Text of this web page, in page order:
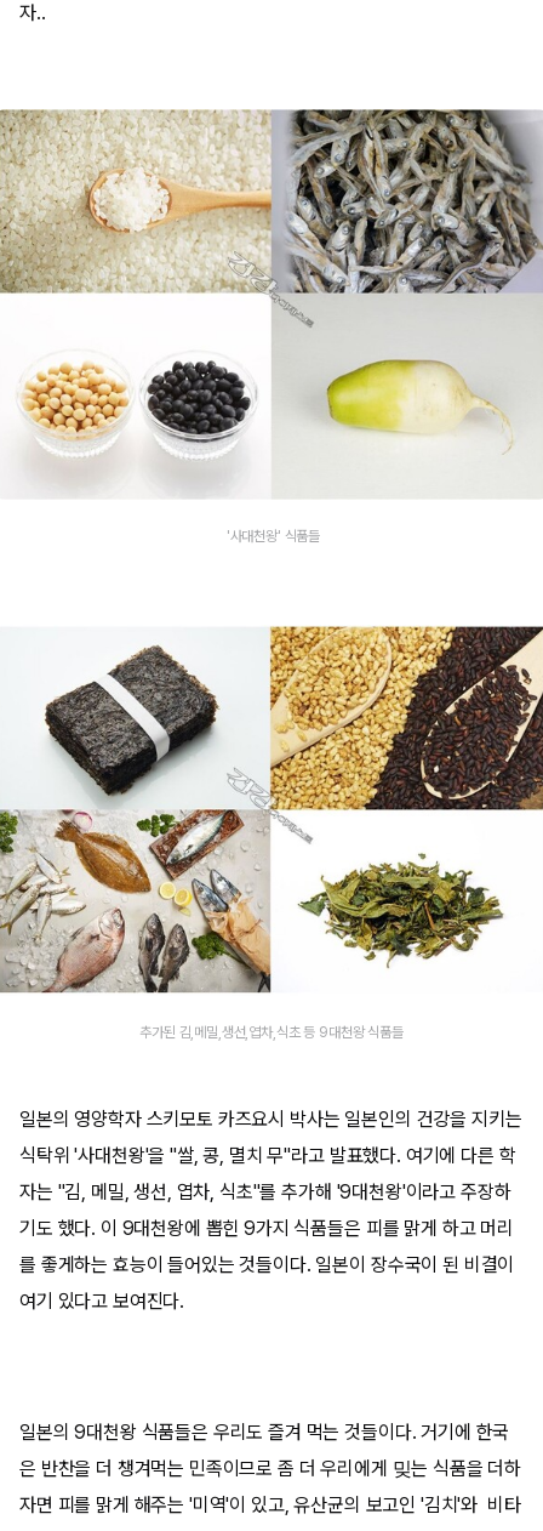
자..
'사대천왕' 식품들
추가된 김,메밀,생선,엽차,식초 등 9대천왕 식품들
일본의 영양학자 스키모토 카즈요시 박사는 일본인의 건강을 지키는
식탁위 '사대천왕'을 "쌀, 콩, 멸치 무"라고 발표했다. 여기에 다른 학
자는 "김, 메밀, 생선, 엽차, 식초"를 추가해 '9대천왕'이라고 주장하
기도 했다. 이 9대천왕에 뽑힌 9가지 식품들은 피를 맑게 하고 머리
를 좋게하는 효능이 들어있는 것들이다. 일본이 장수국이 된 비결이
여기 있다고 보여진다.
일본의 9대천왕 식품들은 우리도 즐겨 먹는 것들이다. 거기에 한국
은 반찬을 더 챙겨먹는 민족이므로 좀 더 우리에게 밎는 식품을 더하
자면 피를 맑게 해주는 '미역'이 있고, 유산균의 보고인 '김치'와 비타